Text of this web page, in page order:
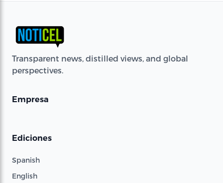
Transparent news, distilled views, and global
perspectives.
Empresa
Ediciones
Spanish
English